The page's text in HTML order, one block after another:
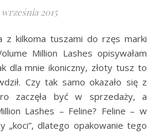
września 2015
Million Lashes opisywałam
dla mnie ikoniczny, złoty tusz to
Czy tak samo okazało się z
zaczęła być w sprzedaży, a
Lashes – Feline? Feline – w
„koci”, dlatego opakowanie tego